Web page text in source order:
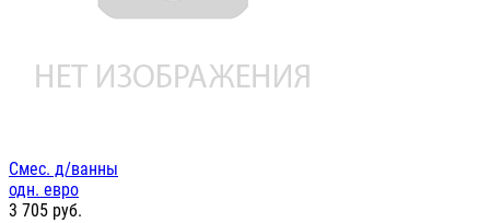
Смес. д/ванны
одн. евро
3 705 руб.